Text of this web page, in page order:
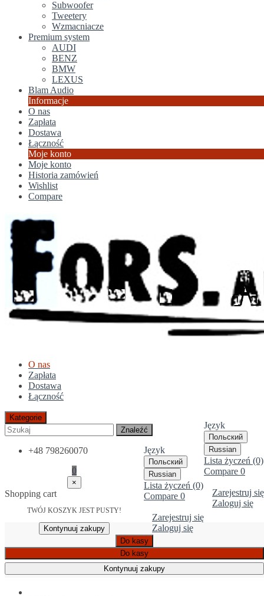
Subwoofer
Tweetery
Wzmacniacze
Premium system
AUDI
BENZ
BMW
LEXUS
Blam Audio
Informacje
O nas
Zapłata
Dostawa
Łączność
Moje konto
Moje konto
Historia zamówień
Wishlist
Compare
O nas
Zapłata
Dostawa
Łączność
Język
Польский
Russian
Lista życzeń (0)
Compare 0
Zarejestruj się
Zaloguj się
Kategorie
Znaleźć
Język
Польский
Russian
Lista życzeń (0)
Compare 0
Zarejestruj się
Zaloguj się
+48 798260070
0
×
Shopping cart
TWÓJ KOSZYK JEST PUSTY!
Kontynuuj zakupy
Do kasy
Do kasy
Kontynuuj zakupy